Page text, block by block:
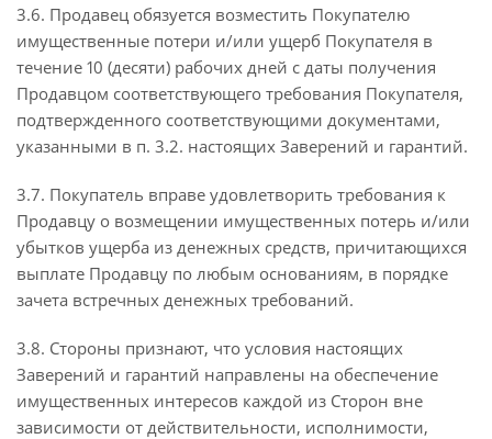
3.6. Продавец обязуется возместить Покупателю
имущественные потери и/или ущерб Покупателя в
течение 10 (десяти) рабочих дней с даты получения
Продавцом соответствующего требования Покупателя,
подтвержденного соответствующими документами,
указанными в п. 3.2. настоящих Заверений и гарантий.
3.7. Покупатель вправе удовлетворить требования к
Продавцу о возмещении имущественных потерь и/или
убытков ущерба из денежных средств, причитающихся
выплате Продавцу по любым основаниям, в порядке
зачета встречных денежных требований.
3.8. Стороны признают, что условия настоящих
Заверений и гарантий направлены на обеспечение
имущественных интересов каждой из Сторон вне
зависимости от действительности, исполнимости,